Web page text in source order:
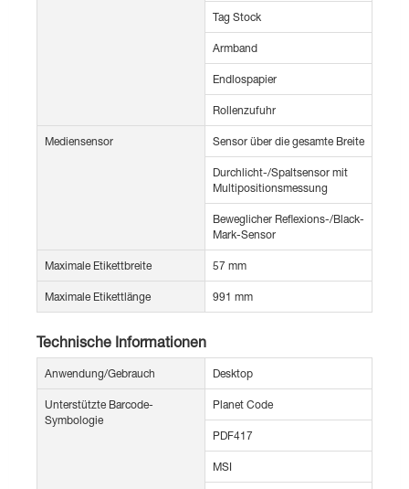
Tag Stock
Armband
Endlospapier
Rollenzufuhr
Mediensensor Sensor über die gesamte Breite
Durchlicht-/Spaltsensor mit
Multipositionsmessung
Beweglicher Reflexions-/Black-
Mark-Sensor
Maximale Etikettbreite 57 mm
Maximale Etikettlänge 991 mm
Technische Informationen
Anwendung/Gebrauch Desktop
Unterstützte Barcode-
Symbologie
Planet Code
PDF417
MSI